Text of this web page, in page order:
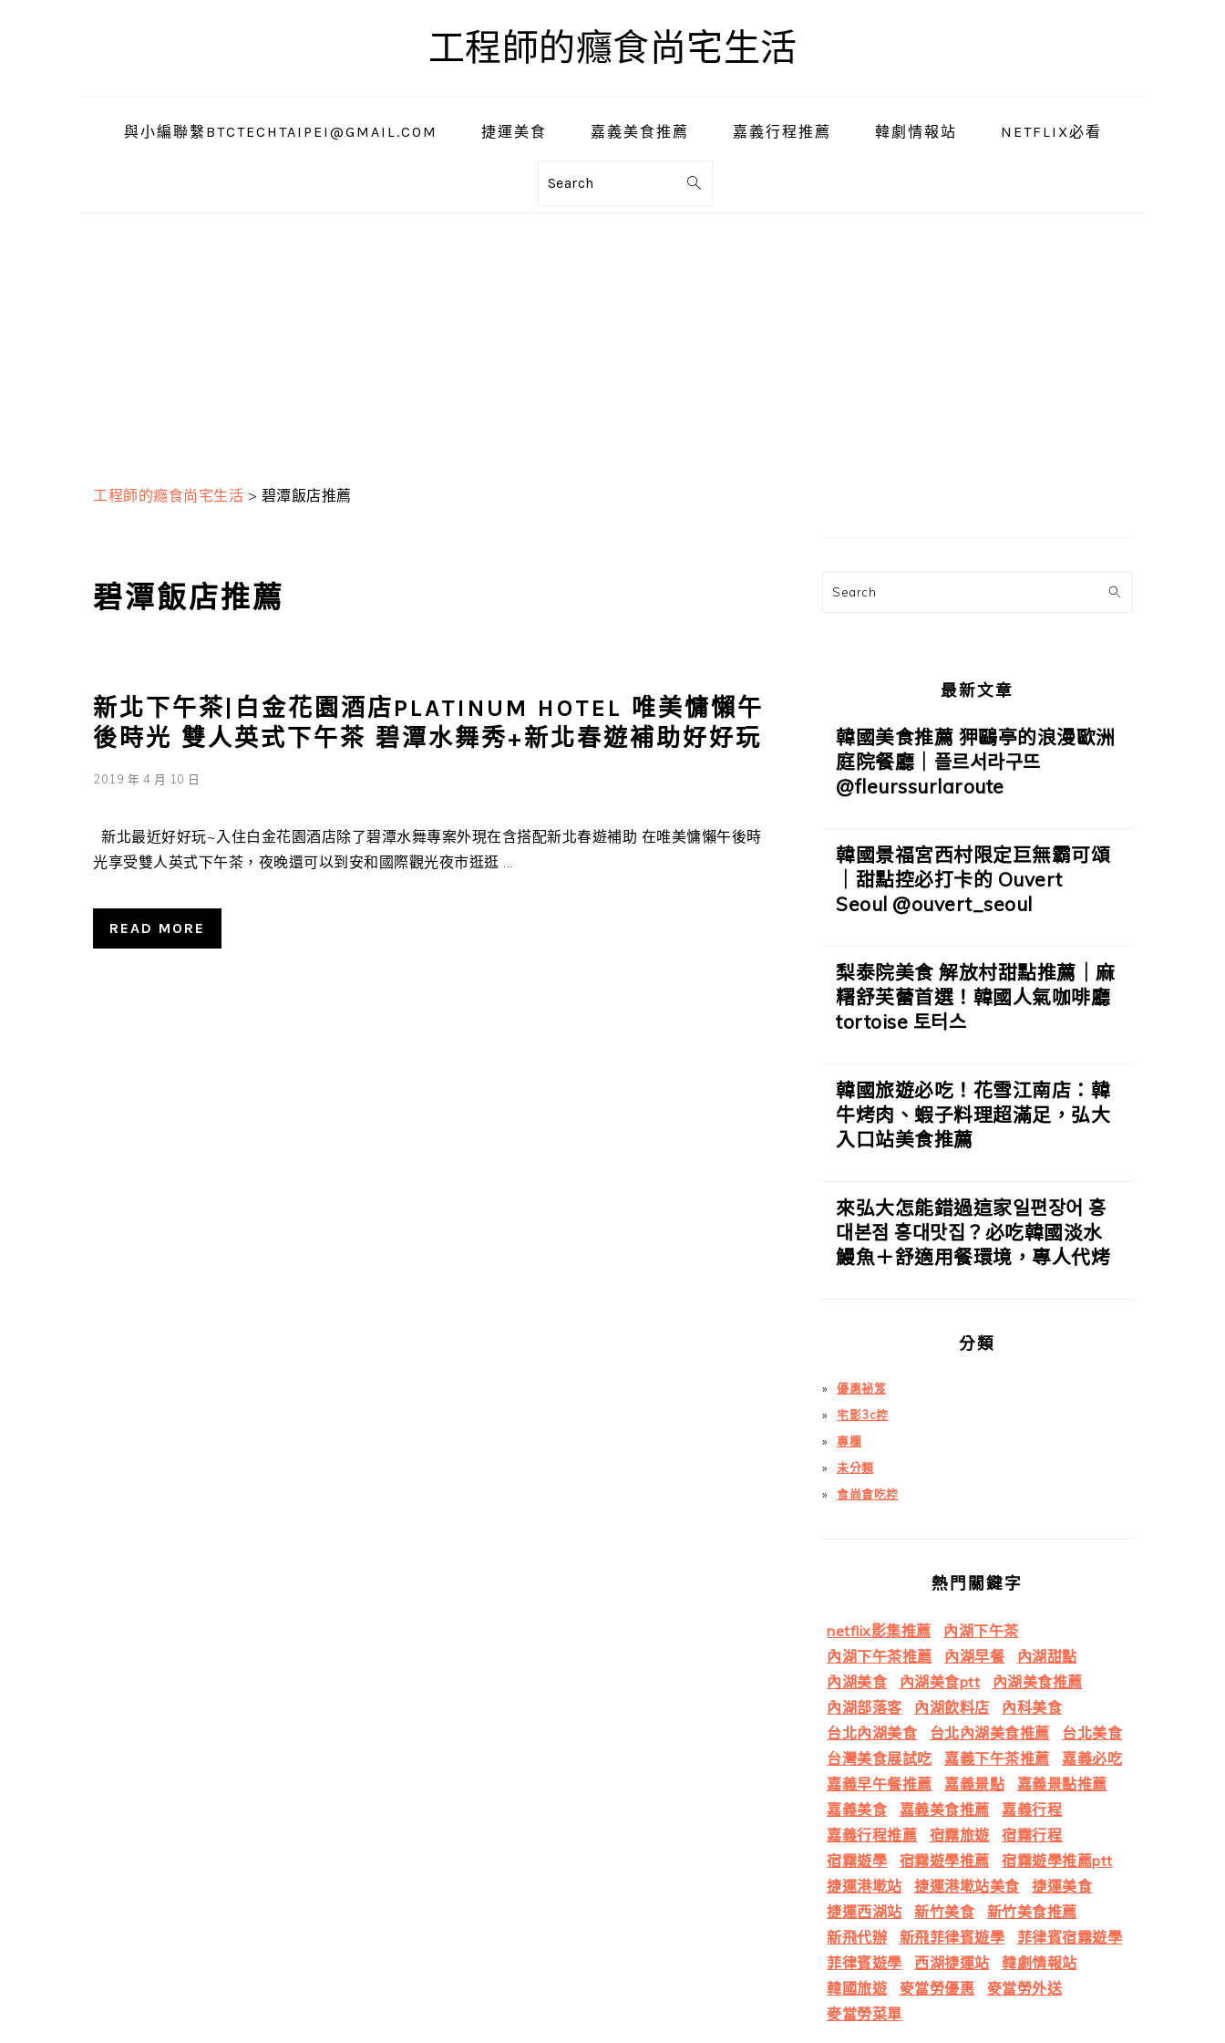
工程師的癮食尚宅生活
與小編聯繫BTCTECHTAIPEI@GMAIL.COM 捷運美食 嘉義美食推薦 嘉義行程推薦 韓劇情報站 NETFLIX必看
Search
工程師的癮食尚宅生活 > 碧潭飯店推薦
碧潭飯店推薦
新北下午茶|白金花園酒店PLATINUM HOTEL 唯美慵懶午
後時光 雙人英式下午茶 碧潭水舞秀+新北春遊補助好好玩
2019 年 4 月 10 日
新北最近好好玩~入住白金花園酒店除了碧潭水舞專案外現在含搭配新北春遊補助 在唯美慵懶午後時
光享受雙人英式下午茶，夜晚還可以到安和國際觀光夜市逛逛 ...
READ MORE
欄
Search
最新文章
韓國美食推薦 狎鷗亭的浪漫歐洲
庭院餐廳｜플르서라구뜨
@fleurssurlaroute
韓國景福宮西村限定巨無霸可頌
｜甜點控必打卡的 Ouvert
Seoul @ouvert_seoul
梨泰院美食 解放村甜點推薦｜麻
糬舒芙蕾首選！韓國人氣咖啡廳
tortoise 토터스
韓國旅遊必吃！花雪江南店：韓
牛烤肉、蝦子料理超滿足，弘大
入口站美食推薦
來弘大怎能錯過這家일편장어 홍
대본점 홍대맛집？必吃韓國淡水
鰻魚＋舒適用餐環境，專人代烤
分類
優惠祕笈
宅影3c控
專欄
未分類
食尚貪吃控
熱門關鍵字
netflix影集推薦
內湖下午茶
內湖下午茶推薦
內湖早餐
內湖甜點
內湖美食
內湖美食ptt
內湖美食推薦
內湖部落客
內湖飲料店
內科美食
台北內湖美食
台北內湖美食推薦
台北美食
台灣美食展試吃
嘉義下午茶推薦
嘉義必吃
嘉義早午餐推薦
嘉義景點
嘉義景點推薦
嘉義美食
嘉義美食推薦
嘉義行程
嘉義行程推薦
宿霧旅遊
宿霧行程
宿霧遊學
宿霧遊學推薦
宿霧遊學推薦ptt
捷運港墘站
捷運港墘站美食
捷運美食
捷運西湖站
新竹美食
新竹美食推薦
新飛代辦
新飛菲律賓遊學
菲律賓宿霧遊學
菲律賓遊學
西湖捷運站
韓劇情報站
韓國旅遊
麥當勞優惠
麥當勞外送
麥當勞菜單